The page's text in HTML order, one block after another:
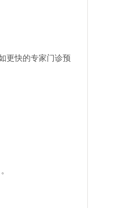
更快的专家门诊预